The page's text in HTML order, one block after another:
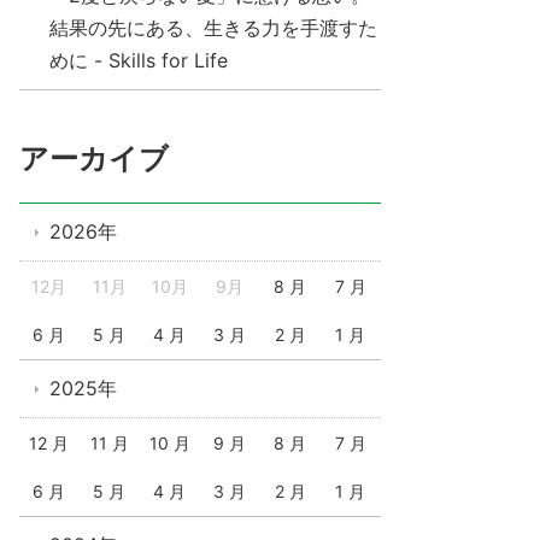
結果の先にある、生きる力を手渡すた
めに - Skills for Life
アーカイブ
2026年
12月 11月 10月 9月 8 月 7 月
6 月 5 月 4 月 3 月 2 月 1 月
2025年
12 月 11 月 10 月 9 月 8 月 7 月
6 月 5 月 4 月 3 月 2 月 1 月